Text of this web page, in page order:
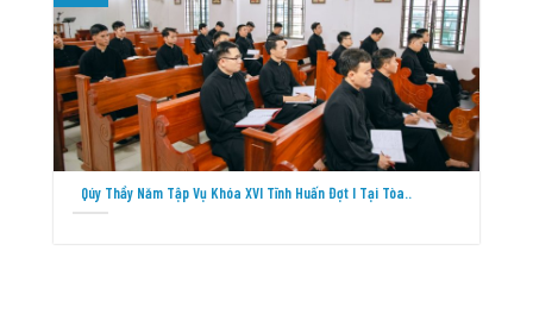
Qúy Thầy Năm Tập Vụ Khóa XVI Tĩnh Huấn Đợt I Tại Tòa..